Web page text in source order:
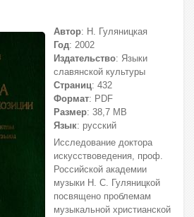
Автор: Н. Гуляницкая
Год: 2002
Издательство: Языки
славянской культуры
Страниц: 432
Формат: PDF
Размер: 38,7 МВ
Язык: русский
Исследование доктора
искусствоведения, проф.
Российской академии
музыки Н. С. Гуляницкой
посвящено проблемам
музыкальной христианской